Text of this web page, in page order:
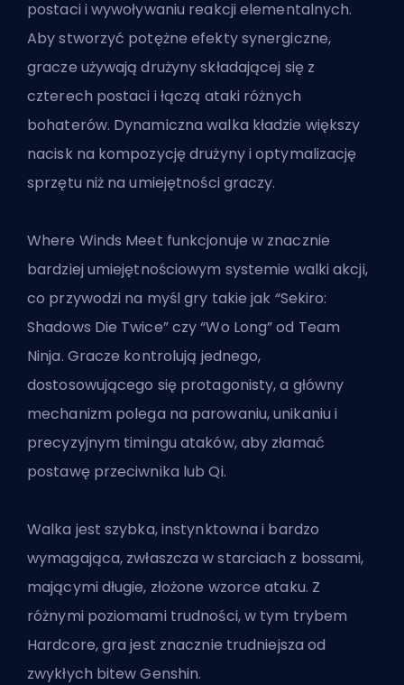
postaci i wywoływaniu reakcji elementalnych.
Aby stworzyć potężne efekty synergiczne,
gracze używają drużyny składającej się z
czterech postaci i łączą ataki różnych
bohaterów. Dynamiczna walka kładzie większy
nacisk na kompozycję drużyny i optymalizację
sprzętu niż na umiejętności graczy.
Where Winds Meet funkcjonuje w znacznie
bardziej umiejętnościowym systemie walki akcji,
co przywodzi na myśl gry takie jak “Sekiro:
Shadows Die Twice” czy “Wo Long” od Team
Ninja. Gracze kontrolują jednego,
dostosowującego się protagonisty, a główny
mechanizm polega na parowaniu, unikaniu i
precyzyjnym timingu ataków, aby złamać
postawę przeciwnika lub Qi.
Walka jest szybka, instynktowna i bardzo
wymagająca, zwłaszcza w starciach z bossami,
mającymi długie, złożone wzorce ataku. Z
różnymi poziomami trudności, w tym trybem
Hardcore, gra jest znacznie trudniejsza od
zwykłych bitew Genshin.